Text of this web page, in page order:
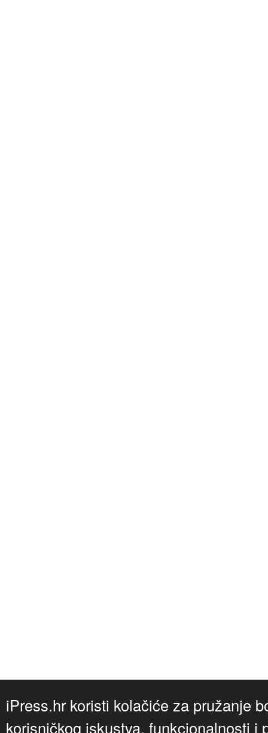
iPress.hr koristi kolačiće za pružanje
korisničkog iskustva, funkcionalnosti i